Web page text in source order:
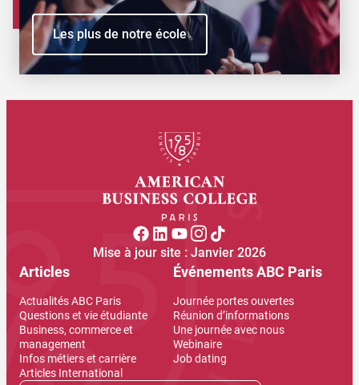
Les plus de notre école
Mise à jour site : Janvier 2026
Articles
Actualités ABC Paris
Questions et vie étudiante
Business, commerce et
management
Infos métiers et carrière
Articles International
Événements ABC Paris
Journée portes ouvertes
Réunion d’informations
Une journée avec nous
Webinaire
Job dating